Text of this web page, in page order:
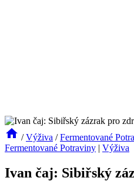
/ Výživa / Fermentované
Fermentované Potraviny | Výživa
Ivan čaj: Sibiřský